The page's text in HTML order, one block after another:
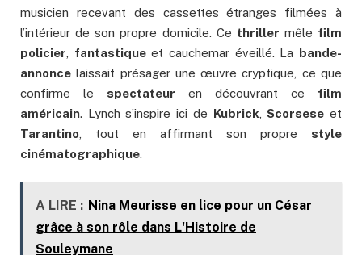
musicien recevant des cassettes étranges filmées à
l’intérieur de son propre domicile. Ce thriller mêle film
policier
fantastiqueet cauchemar éveillé. La bande-
annonce laissait présager une œuvre cryptique, ce que
confirme le spectateur en découvrant ce film
américain. Lynch s’inspire ici de Kubrick ,Scorsese et
Tarantino , tout en affirmant son propre style
cinématographique.
A LIRE : Nina Meurisse en lice pour un César
grâce à son rôle dans L'Histoire de
Souleymane